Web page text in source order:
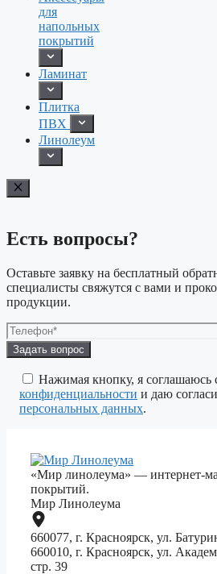
для
напольных
покрытий
Ламинат
Плитка
ПВХ
Линолеум
Есть вопросы?
Оставьте заявку на бесплатный
специалисты свяжутся с вами и
продукции.
Оставьте
это
поле
пустым.
Нажимая кнопку, я соглашаюсь
конфиденциальности и даю
персональных данных.
«Мир линолеума» — интернет-
покрытий.
Мир Линолеума
660077, г. Красноярск, ул.
660010, г. Красноярск, ул.
стр. 39